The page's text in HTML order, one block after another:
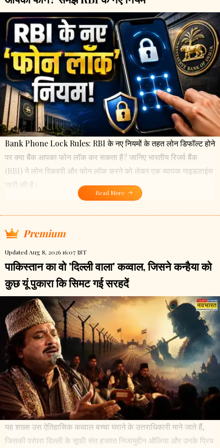
Bank Phone Lock Rules: RBI के नए नियमों के तहत लोन डिफॉल्ट होने
पर क्या बैंक आपका फोन लॉक कर सकता है? जानिए भारतीय रिजर्व बैंक
(RBI) ने लोन रिकवरी और फोन लॉक करने को लेकर एक व्यापक गाइडलाइंस
जारी की हैं।
Read More
Premium
Updated Aug 8, 2026 16:07 IST
पाकिस्तान का वो 'दिल्ली वाला' कव्वाल, जिसने कन्हैया को
कुछ यूं पुकारा कि सिमट गई सरहदें
यह शख्स उस ऐतिहासिक कव्वाल बच्चा घराने के उत्तराधिकारी माने जाते हैं,
जिसकी परंपरा दिल्ली के सूफी संत हजरत निजामुद्दीन औलिया और उनके प्रिय